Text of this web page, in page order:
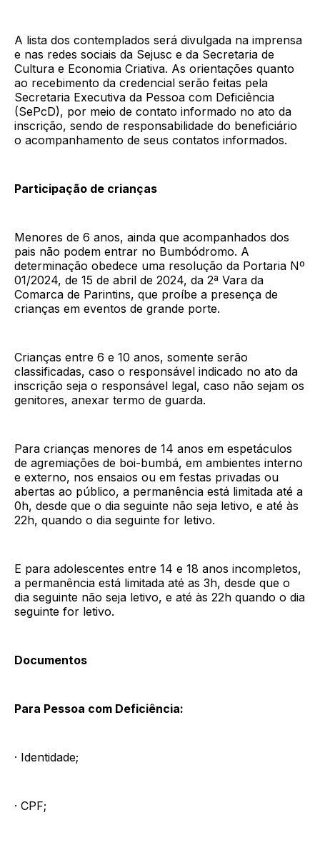
A lista dos contemplados será divulgada na imprensa
e nas redes sociais da Sejusc e da Secretaria de
Cultura e Economia Criativa. As orientações quanto
ao recebimento da credencial serão feitas pela
Secretaria Executiva da Pessoa com Deficiência
(SePcD), por meio de contato informado no ato da
inscrição, sendo de responsabilidade do beneficiário
o acompanhamento de seus contatos informados.
Participação de crianças
Menores de 6 anos, ainda que acompanhados dos
pais não podem entrar no Bumbódromo. A
determinação obedece uma resolução da Portaria Nº
01/2024, de 15 de abril de 2024, da 2ª Vara da
Comarca de Parintins, que proíbe a presença de
crianças em eventos de grande porte.
Crianças entre 6 e 10 anos, somente serão
classificadas, caso o responsável indicado no ato da
inscrição seja o responsável legal, caso não sejam os
genitores, anexar termo de guarda.
Para crianças menores de 14 anos em espetáculos
de agremiações de boi-bumbá, em ambientes interno
e externo, nos ensaios ou em festas privadas ou
abertas ao público, a permanência está limitada até a
0h, desde que o dia seguinte não seja letivo, e até às
22h, quando o dia seguinte for letivo.
E para adolescentes entre 14 e 18 anos incompletos,
a permanência está limitada até as 3h, desde que o
dia seguinte não seja letivo, e até às 22h quando o dia
seguinte for letivo.
Documentos
Para Pessoa com Deficiência:
· Identidade;
· CPF;